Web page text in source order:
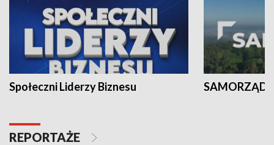
Społeczni Liderzy Biznesu SAMORZĄD
REPORTAŻE